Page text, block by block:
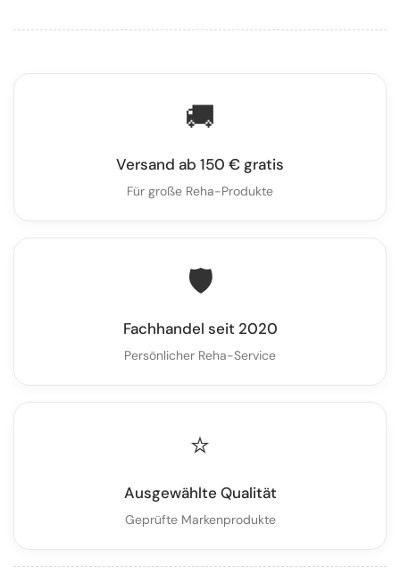
🚚
Versand ab 150 € gratis
Für große Reha-Produkte
🛡️
Fachhandel seit 2020
Persönlicher Reha-Service
⭐
Ausgewählte Qualität
Geprüfte Markenprodukte